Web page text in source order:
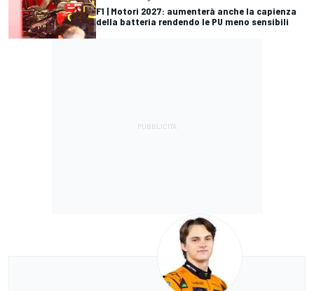
F1 | Motori 2027: aumenterà anche la capienza
della batteria rendendo le PU meno sensibili